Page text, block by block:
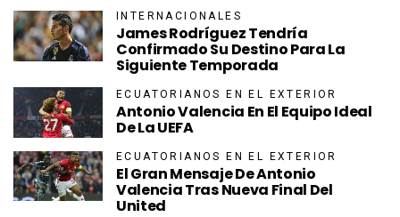
INTERNACIONALES
James Rodríguez Tendría
Confirmado Su Destino Para La
Siguiente Temporada
ECUATORIANOS EN EL EXTERIOR
Antonio Valencia En El Equipo Ideal
De La UEFA
ECUATORIANOS EN EL EXTERIOR
El Gran Mensaje De Antonio
Valencia Tras Nueva Final Del
United